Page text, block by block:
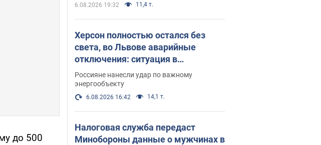
до 500
6.08.2026 19:32 11,4 т.
Херсон полностью остался без
света, во Львове аварийные
отключения: ситуация в
энергосистеме 6 августа
Россияне нанесли удар по важному
энергообъекту
6.08.2026 16:42 14,1 т.
Налоговая служба передаст
Минобороны данные о мужчинах в